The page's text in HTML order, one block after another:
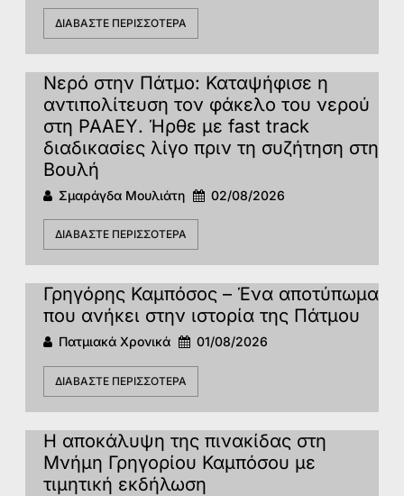
ΔΙΑΒΆΣΤΕ ΠΕΡΙΣΣΌΤΕΡΑ
Νερό στην Πάτμο: Καταψήφισε η
αντιπολίτευση τον φάκελο του νερού
στη ΡΑΑΕΥ. Ήρθε με fast track
διαδικασίες λίγο πριν τη συζήτηση στη
Βουλή
Σμαράγδα Μουλιάτη 02/08/2026
ΔΙΑΒΆΣΤΕ ΠΕΡΙΣΣΌΤΕΡΑ
Γρηγόρης Καμπόσος – Ένα αποτύπωμα
που ανήκει στην ιστορία της Πάτμoυ
Πατμιακά Χρονικά 01/08/2026
ΔΙΑΒΆΣΤΕ ΠΕΡΙΣΣΌΤΕΡΑ
Η αποκάλυψη της πινακίδας στη
Μνήμη Γρηγορίου Καμπόσου με
τιμητική εκδήλωση